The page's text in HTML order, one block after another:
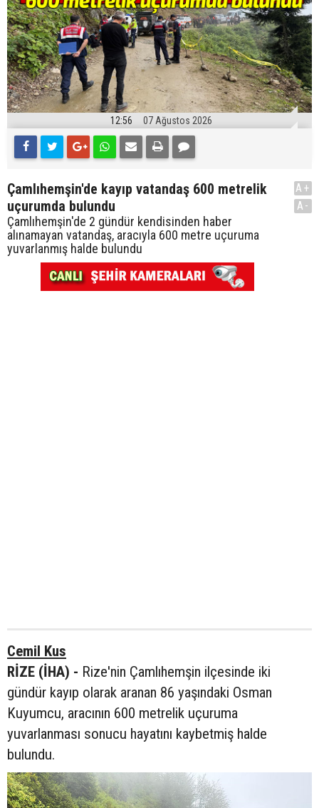
12:56 07 Ağustos 2026
Çamlıhemşin'de kayıp vatandaş 600 metrelik
uçurumda bulundu
Çamlıhemşin'de 2 gündür kendisinden haber
alınamayan vatandaş, aracıyla 600 metre uçuruma
yuvarlanmış halde bulundu
A+
A-
Cemil Kus
RİZE (İHA) - Rize'nin Çamlıhemşin ilçesinde iki
gündür kayıp olarak aranan 86 yaşındaki Osman
Kuyumcu, aracının 600 metrelik uçuruma
yuvarlanması sonucu hayatını kaybetmiş halde
bulundu.